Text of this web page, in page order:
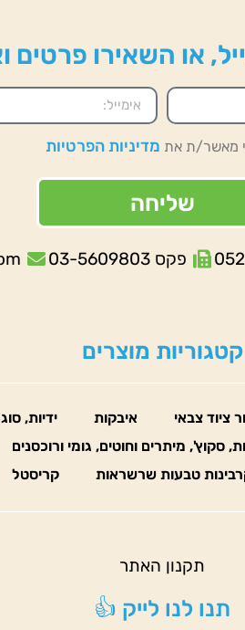
או השאירו פרטים
מאשר/ת את מדיניות הפרטיות
שליחה
פקס 03-5609803
קטגוריות מוצרים
ציוד צבאי איבקות
ידיות,
סקוץ', מיתרים וחוטים, גומי ורוכסנים
טבעות שרשראות קריסטל
תקנון האתר
תנו לנו לייק 👍